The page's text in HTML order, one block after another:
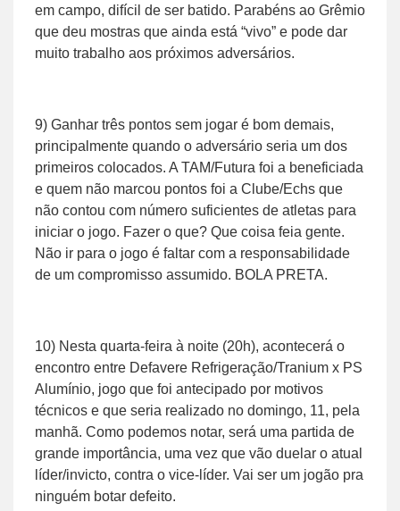
em campo, difícil de ser batido. Parabéns ao Grêmio
que deu mostras que ainda está “vivo” e pode dar
muito trabalho aos próximos adversários.
9) Ganhar três pontos sem jogar é bom demais,
principalmente quando o adversário seria um dos
primeiros colocados. A TAM/Futura foi a beneficiada
e quem não marcou pontos foi a Clube/Echs que
não contou com número suficientes de atletas para
iniciar o jogo. Fazer o que? Que coisa feia gente.
Não ir para o jogo é faltar com a responsabilidade
de um compromisso assumido. BOLA PRETA.
10) Nesta quarta-feira à noite (20h), acontecerá o
encontro entre Defavere Refrigeração/Tranium x PS
Alumínio, jogo que foi antecipado por motivos
técnicos e que seria realizado no domingo, 11, pela
manhã. Como podemos notar, será uma partida de
grande importância, uma vez que vão duelar o atual
líder/invicto, contra o vice-líder. Vai ser um jogão pra
ninguém botar defeito.